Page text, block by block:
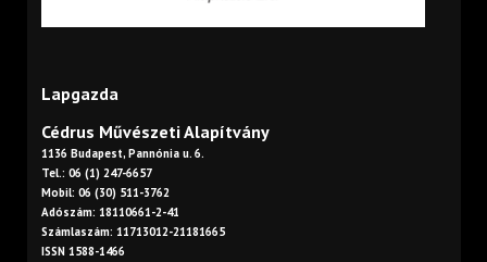
Lapgazda
Cédrus Művészeti Alapítvány
1136 Budapest, Pannónia u. 6.
Tel.: 06 (1) 247-6657
Mobil: 06 (30) 511-3762
Adószám: 18110661-2-41
Számlaszám: 11713012-21181665
ISSN 1588-1466